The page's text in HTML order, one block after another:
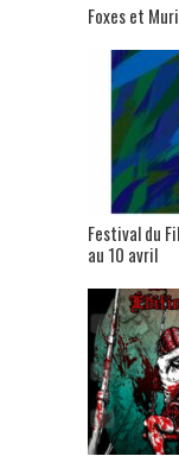
Foxes et
Festival du
au 10 avril